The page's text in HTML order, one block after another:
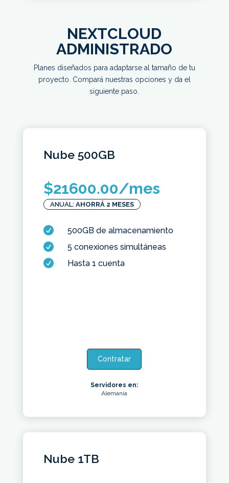
NEXTCLOUD
ADMINISTRADO
Planes diseñados para adaptarse al tamaño de tu
proyecto. Compará nuestras opciones y da el
siguiente paso.
Nube 500GB
$21600.00/mes
ANUAL: AHORRÁ 2 MESES
 500GB de almacenamiento
 5 conexiones simultáneas
 Hasta 1 cuenta
Contratar
Servidores en:
Alemania
Nube 1TB